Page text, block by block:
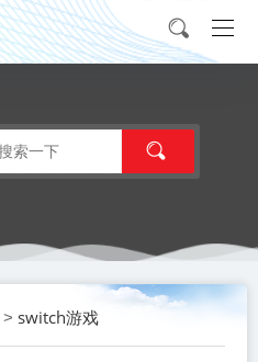
> switch游戏